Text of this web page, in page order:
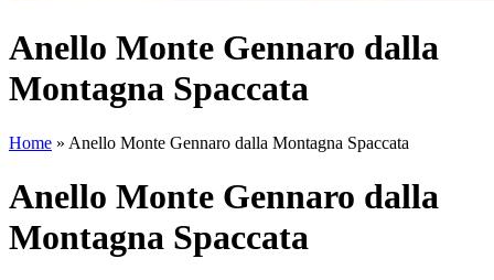
Anello Monte Gennaro dalla
Montagna Spaccata
Home » Anello Monte Gennaro dalla Montagna Spaccata
Anello Monte Gennaro dalla
Montagna Spaccata